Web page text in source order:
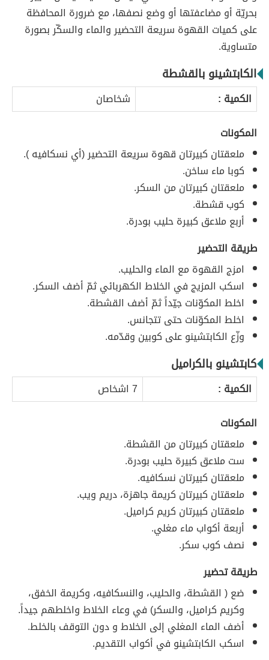
بحريّة أو مضاعفتها أو وضع نصفها، مع ضرورة المحافظة
على كميات القهوة سريعة التحضير والماء والسكّر بصورة
متساوية.
الكابتشينو بالقشطة
الكمية :
شخاصان
المكونات
ملعقتان كبيرتان قهوة سريعة التحضير (أي نسكافيه ).
كوبا ماء ساخن.
ملعقتان كبيرتان من السكر.
كوب قشطة.
أربع ملاعق كبيرة حليب بودرة.
طريقة التحضير
امزج القهوة مع الماء والحليب.
اسكب المزيج في الخلاط الكهربائي ثمّ أضف السكر.
اخلط المكوّنات جيّداً ثمّ أضف القشطة.
اخلط المكوّنات حتى تتجانس.
وزّع الكابتشينو على كوبين وقدّمه.
كابتشينو بالكراميل
الكمية :
7 اشخاص
المكونات
ملعقتان كبيرتان من القشطة.
ست ملاعق كبيرة حليب بودرة.
ملعقتان كبيرتان نسكافيه.
ملعقتان كبيرتان كريمة جاهزة، دريم ويب.
ملعقتان كبيرتان كريم كراميل.
أربعة أكواب ماء مغلي.
نصف كوب سكر.
طريقة تحضير
ضع ( القشطة، والحليب، والنسكافيه، وكريمة الخفق،
وكريم كراميل، والسكر) في وعاء الخلاط واخلطهم جيداً.
أضف الماء المغلي إلى الخلاط و دون التوقف بالخلط.
اسكب الكابتشينو في أكواب التقديم.